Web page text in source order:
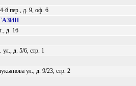
пер., д. 9, оф. 6
д. 16
д. 5/6, стр. 1
ул., д. 9/23, стр. 2